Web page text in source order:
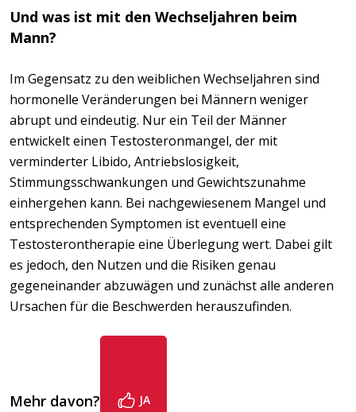
Und was ist mit den Wechseljahren beim
Mann?
Im Gegensatz zu den weiblichen Wechseljahren sind
hormonelle Veränderungen bei Männern weniger
abrupt und eindeutig. Nur ein Teil der Männer
entwickelt einen Testosteronmangel, der mit
verminderter Libido, Antriebslosigkeit,
Stimmungsschwankungen und Gewichtszunahme
einhergehen kann. Bei nachgewiesenem Mangel und
entsprechenden Symptomen ist eventuell eine
Testosterontherapie eine Überlegung wert. Dabei gilt
es jedoch, den Nutzen und die Risiken genau
gegeneinander abzuwägen und zunächst alle anderen
Ursachen für die Beschwerden herauszufinden.
Mehr davon? JA